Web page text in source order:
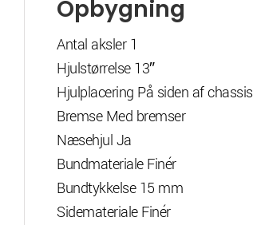
Opbygning
Antal aksler 1
Hjulstørrelse 13″
Hjulplacering På siden af chassis
Bremse Med bremser
Næsehjul Ja
Bundmateriale Finér
Bundtykkelse 15 mm
Sidemateriale Finér